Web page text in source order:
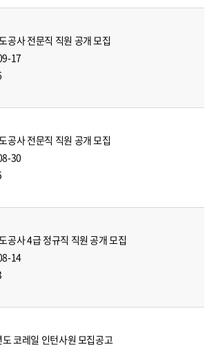
공사 전문직 직원 공개 모집
17
공사 전문직 직원 공개 모집
30
공사 4급 정규직 직원 공개 모집
14
코레일 인턴사원 모집공고